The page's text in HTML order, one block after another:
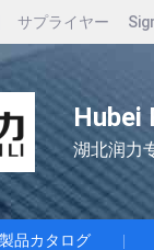
サプライヤー
Hubei
湖北润力
製品カタログ